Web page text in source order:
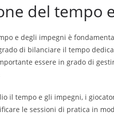
del tempo
e degli impegni è
di bilanciare il tempo
essere in grado di
il tempo e gli impegni, i
le sessioni di pratica in